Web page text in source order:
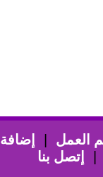
العمل
إضافة
إتصل بنا